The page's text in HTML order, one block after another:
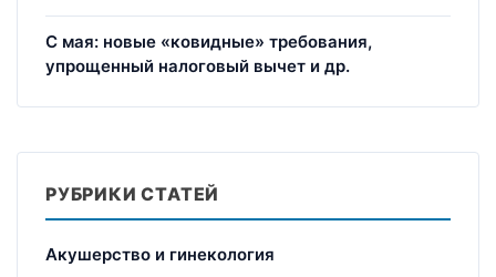
С мая: новые «ковидные» требования,
упрощенный налоговый вычет и др.
РУБРИКИ СТАТЕЙ
Акушерство и гинекология